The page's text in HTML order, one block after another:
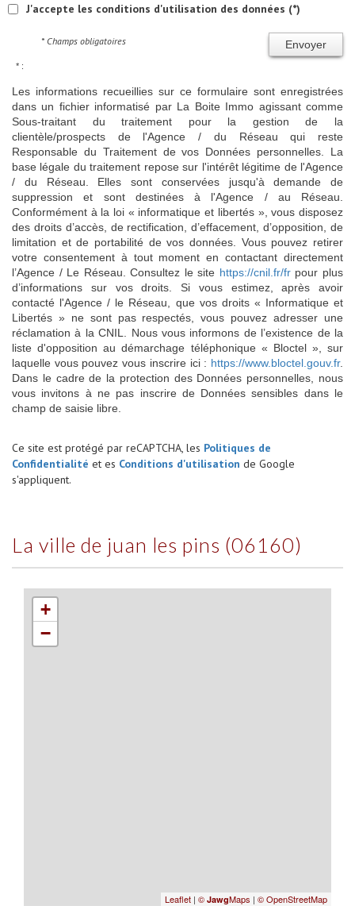
J'accepte les conditions d'utilisation des données (*)
Envoyer
* Champs obligatoires
* :
Les informations recueillies sur ce formulaire sont enregistrées
dans un fichier informatisé par La Boite Immo agissant comme
Sous-traitant du traitement pour la gestion de la
clientèle/prospects de l'Agence / du Réseau qui reste
Responsable du Traitement de vos Données personnelles. La
base légale du traitement repose sur l'intérêt légitime de l'Agence
/ du Réseau. Elles sont conservées jusqu'à demande de
suppression et sont destinées à l'Agence / au Réseau.
Conformément à la loi « informatique et libertés », vous disposez
des droits d’accès, de rectification, d’effacement, d’opposition, de
limitation et de portabilité de vos données. Vous pouvez retirer
votre consentement à tout moment en contactant directement
l’Agence / Le Réseau. Consultez le site https://cnil.fr/frpour plus
d’informations sur vos droits. Si vous estimez, après avoir
contacté l'Agence / le Réseau, que vos droits « Informatique et
Libertés » ne sont pas respectés, vous pouvez adresser une
réclamation à la CNIL. Nous vous informons de l’existence de la
liste d'opposition au démarchage téléphonique « Bloctel », sur
laquelle vous pouvez vous inscrire ici : https://www.bloctel.gouv.fr.
Dans le cadre de la protection des Données personnelles, nous
vous invitons à ne pas inscrire de Données sensibles dans le
champ de saisie libre.
Ce site est protégé par reCAPTCHA, les Politiques de
Confidentialité et es Conditions d'utilisation de Google
s'appliquent.
la ville de juan les pins (06160)
+
−
Leaflet | © JawgMaps | © OpenStreetMap